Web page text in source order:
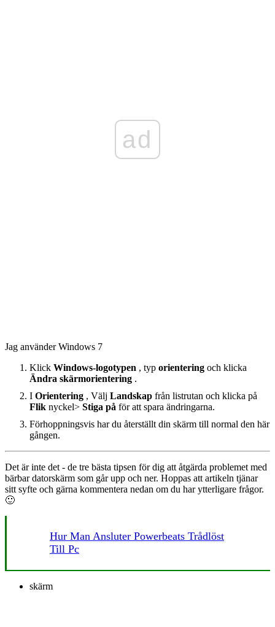
ad
Jag använder Windows 7
Klick Windows-logotypen , typ orientering och klicka
Ändra skärmorientering .
I Orientering , Välj Landskap från listrutan och klicka på
Flik nyckel> Stiga på för att spara ändringarna.
Förhoppningsvis har du återställt din skärm till normal den här
gången.
Det är inte det - de tre bästa tipsen för dig att åtgärda problemet med
bärbar datorskärm som går upp och ner. Hoppas att artikeln tjänar
sitt syfte och gärna kommentera nedan om du har ytterligare frågor.
🙂
Hur Man Ansluter Powerbeats Trådlöst
Till Pc
skärm